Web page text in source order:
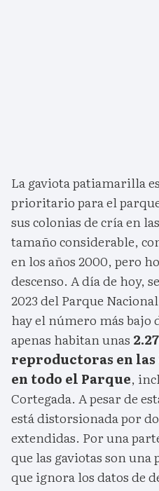
La gaviota patiamarilla
prioritario para el
sus colonias de cría en
tamaño considerable,
en los años 2000, pero
descenso. A día de hoy,
2023 del Parque
hay el número más bajo
apenas habitan unas
reproductoras en las
en todo el Parque,
Cortegada. A pesar de
está distorsionada por
extendidas. Por una
que las gaviotas son una
que ignora los datos de